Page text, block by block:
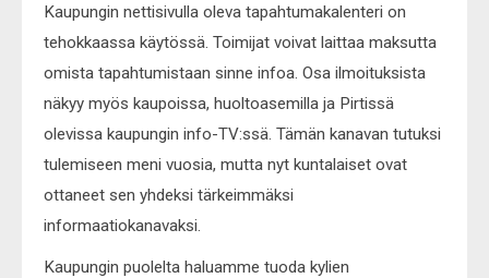
Kaupungin nettisivulla oleva tapahtumakalenteri on
tehokkaassa käytössä. Toimijat voivat laittaa maksutta
omista tapahtumistaan sinne infoa. Osa ilmoituksista
näkyy myös kaupoissa, huoltoasemilla ja Pirtissä
olevissa kaupungin info-TV:ssä. Tämän kanavan tutuksi
tulemiseen meni vuosia, mutta nyt kuntalaiset ovat
ottaneet sen yhdeksi tärkeimmäksi
informaatiokanavaksi.
Kaupungin puolelta haluamme tuoda kylien